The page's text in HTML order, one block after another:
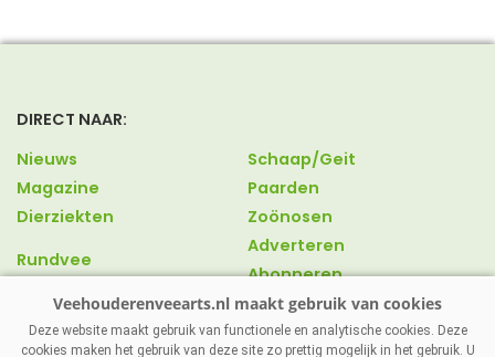
DIRECT NAAR:
Nieuws
Magazine
Dierziekten
Rundvee
Schaap/Geit
Paarden
Zoönosen
Adverteren
Abonneren
Over ons
Contact
Deze website maakt gebruik van functionele en analytische cookies. Deze
cookies maken het gebruik van deze site zo prettig mogelijk in het gebruik. U